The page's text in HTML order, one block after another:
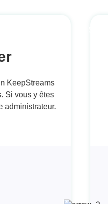
KeepStreams
Si vous y êtes
administrateur.